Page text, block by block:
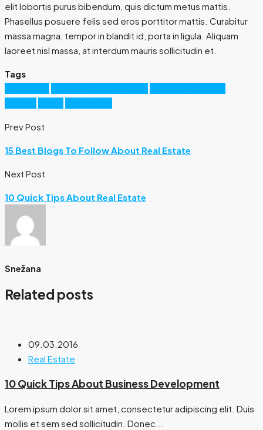
elit lobortis purus bibendum, quis dictum metus mattis.
Phasellus posuere felis sed eros porttitor mattis. Curabitur
massa magna, tempor in blandit id, porta in ligula. Aliquam
laoreet nisl massa, at interdum mauris sollicitudin et.
Tags
Prev Post
15 Best Blogs To Follow About Real Estate
Next Post
10 Quick Tips About Real Estate
Snežana
Related posts
09.03.2016
Real Estate
10 Quick Tips About Business Development
Lorem ipsum dolor sit amet, consectetur adipiscing elit. Duis
mollis et sem sed sollicitudin. Donec...